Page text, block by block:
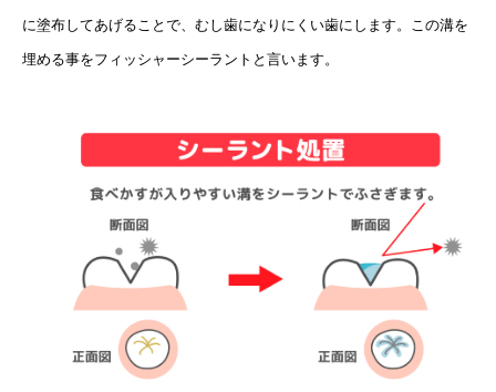
に塗布してあげることで、むし歯になりにくい歯にします。この溝を
埋める事をフィッシャーシーラントと言います。